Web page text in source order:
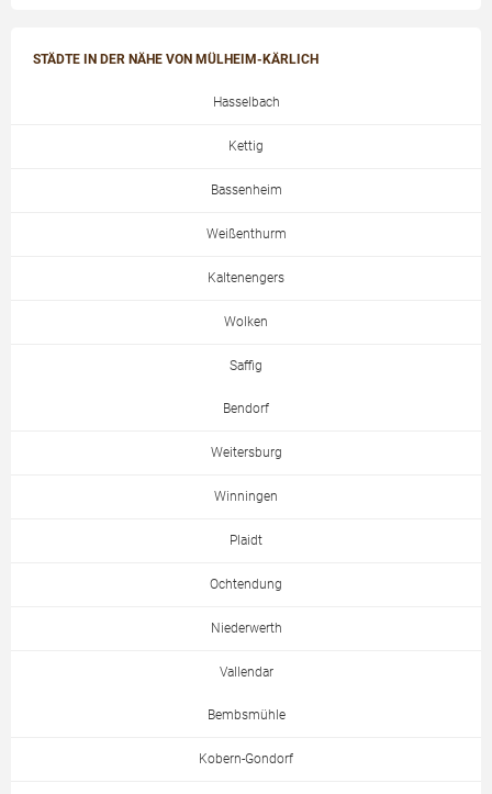
STÄDTE IN DER NÄHE VON MÜLHEIM-KÄRLICH
Hasselbach
Kettig
Bassenheim
Weißenthurm
Kaltenengers
Wolken
Saffig
Bendorf
Weitersburg
Winningen
Plaidt
Ochtendung
Niederwerth
Vallendar
Bembsmühle
Kobern-Gondorf